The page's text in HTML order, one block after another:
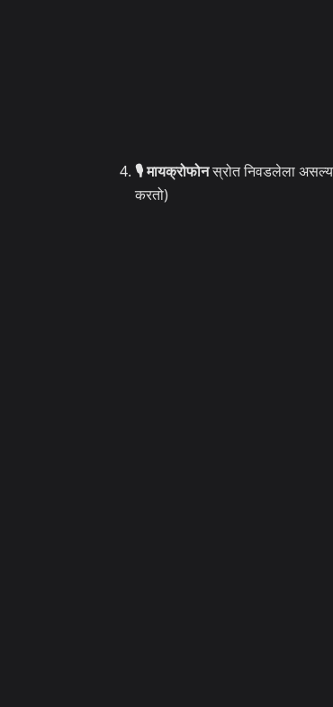
🎙️ मायक्रोफोनस्रोत निवडलेला
करतो)